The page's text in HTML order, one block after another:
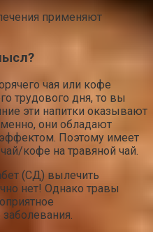
применяют
чая или кофе
трудового дня, то вы
эти напитки оказывают
они обладают
Поэтому имеет
кофе на травяной чай.
(СД) вылечить
нет! Однако травы